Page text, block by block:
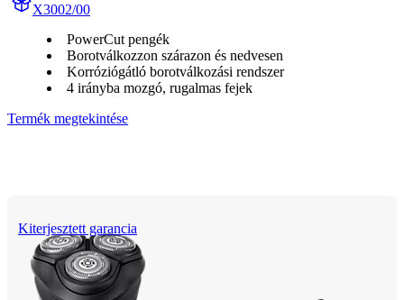
X3002/00
PowerCut pengék
Borotválkozzon szárazon és nedvesen
Korróziógátló borotválkozási rendszer
4 irányba mozgó, rugalmas fejek
Termék megtekintése
Kiterjesztett garancia